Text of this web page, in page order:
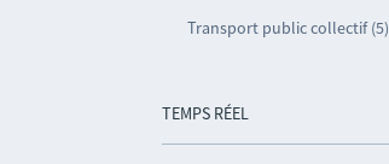
Transport public collectif (5)
TEMPS RÉEL